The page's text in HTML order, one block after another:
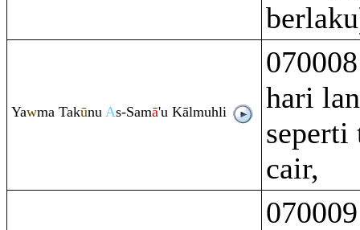
Yawma Takūnu As-Samā'u Kālmuhli
hari
seperti
cair,